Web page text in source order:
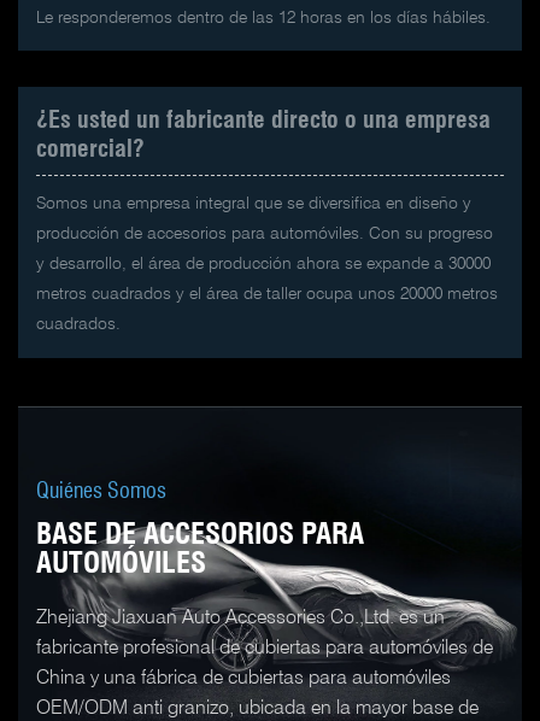
Le responderemos dentro de las 12 horas en los días hábiles.
¿Es usted un fabricante directo o una empresa
comercial?
Somos una empresa integral que se diversifica en diseño y
producción de accesorios para automóviles. Con su progreso
y desarrollo, el área de producción ahora se expande a 30000
metros cuadrados y el área de taller ocupa unos 20000 metros
cuadrados.
Quiénes Somos
BASE DE ACCESORIOS PARA
AUTOMÓVILES
Zhejiang Jiaxuan Auto Accessories Co.,Ltd. es un
fabricante profesional de cubiertas para automóviles de
China y una fábrica de cubiertas para automóviles
OEM/ODM anti granizo, ubicada en la mayor base de